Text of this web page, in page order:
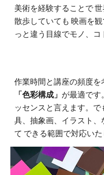
美術を経験することで
散歩していても 映画を
っと違う目線でモノ、コ
作業時間と講座の頻度を
「色彩構成」 が最適です
ッセンスと言えます。 で
具、抽象画、イラスト、
て できる範囲で対応いた